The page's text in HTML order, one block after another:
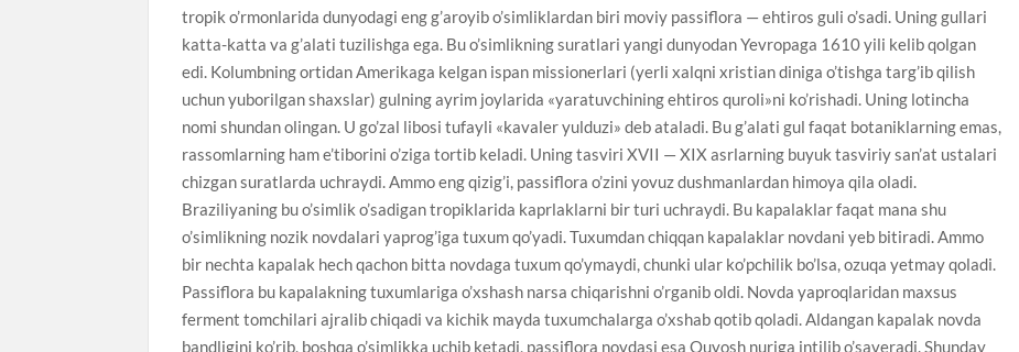
tropik o’rmonlarida dunyodagi eng g’aroyib o’simliklardan biri moviy passiflora — ehtiros guli o’sadi. Uning gullari
katta-katta va g’alati tuzilishga ega. Bu o’simlikning suratlari yangi dunyodan Yevropaga 1610 yili kelib qolgan
edi. Kolumbning ortidan Amerikaga kelgan ispan missionerlari (yerli xalqni xristian diniga o’tishga targ’ib qilish
uchun yuborilgan shaxslar) gulning ayrim joylarida «yaratuvchining ehtiros quroli»ni ko’rishadi. Uning lotincha
nomi shundan olingan. U go’zal libosi tufayli «kavaler yulduzi» deb ataladi. Bu g’alati gul faqat botaniklarning emas,
rassomlarning ham e’tiborini o’ziga tortib keladi. Uning tasviri XVII — XIX asrlarning buyuk tasviriy san’at ustalari
chizgan suratlarda uchraydi. Ammo eng qizig’i, passiflora o’zini yovuz dushmanlardan himoya qila oladi.
Braziliyaning bu o’simlik o’sadigan tropiklarida kaprlaklarni bir turi uchraydi. Bu kapalaklar faqat mana shu
o’simlikning nozik novdalari yaprog’iga tuxum qo’yadi. Tuxumdan chiqqan kapalaklar novdani yeb bitiradi. Ammo
bir nechta kapalak hech qachon bitta novdaga tuxum qo’ymaydi, chunki ular ko’pchilik bo’lsa, ozuqa yetmay qoladi.
Passiflora bu kapalakning tuxumlariga o’xshash narsa chiqarishni o’rganib oldi. Novda yaproqlaridan maxsus
ferment tomchilari ajralib chiqadi va kichik mayda tuxumchalarga o’xshab qotib qoladi. Aldangan kapalak novda
bandligini ko’rib, boshqa o’simlikka uchib ketadi, passiflora novdasi esa Quyosh nuriga intilib o’saveradi. Shunday